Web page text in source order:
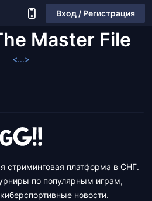
Вход / Регистрация
Master File
<...>
стриминговая платформа в СНГ.
по популярным играм,
новости.